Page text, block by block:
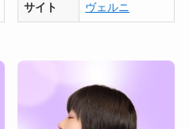
サイト ヴェルニ